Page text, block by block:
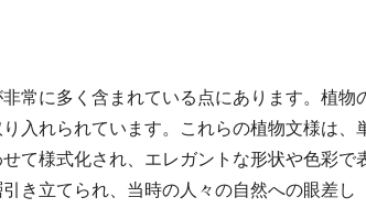
常に多く含まれている点にあります。植物
入れられています。これらの植物文様は、
て様式化され、エレガントな形状や色彩で
き立てられ、当時の人々の自然への眼差し